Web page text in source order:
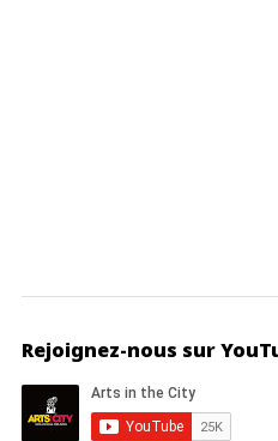
Rejoignez-nous sur